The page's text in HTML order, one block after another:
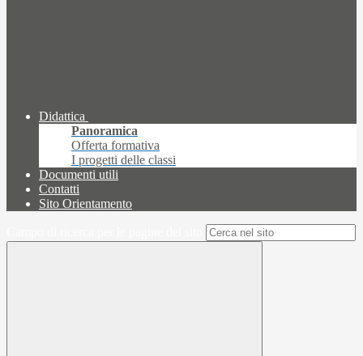
Didattica
Panoramica
Offerta formativa
I progetti delle classi
Documenti utili
Contatti
Sito Orientamento